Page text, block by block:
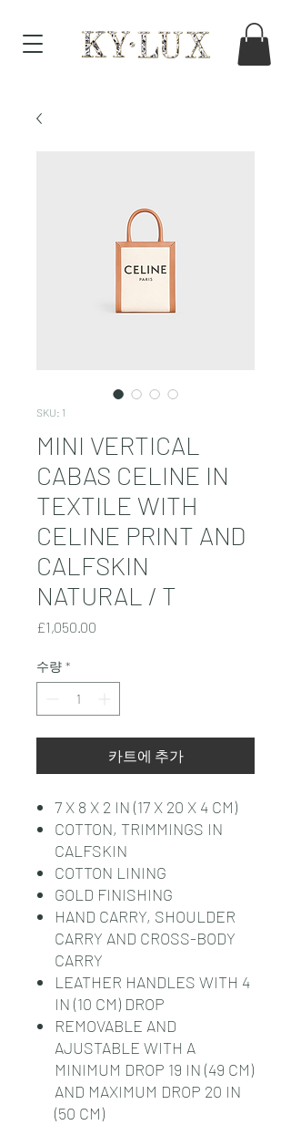
SKU: 1
MINI VERTICAL
CABAS CELINE IN
TEXTILE WITH
CELINE PRINT AND
CALFSKIN
NATURAL / T
£1,050.00
수량 *
카트에 추가
7 X 8 X 2 IN (17 X 20 X 4 CM)
COTTON, TRIMMINGS IN
CALFSKIN
COTTON LINING
GOLD FINISHING
HAND CARRY, SHOULDER
CARRY AND CROSS-BODY
CARRY
LEATHER HANDLES WITH 4
IN (10 CM) DROP
REMOVABLE AND
AJUSTABLE WITH A
MINIMUM DROP 19 IN (49 CM)
AND MAXIMUM DROP 20 IN
(50 CM)